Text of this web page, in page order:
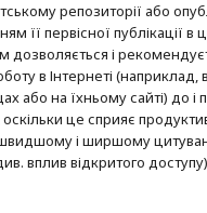
репозиторії або
її первісної публікації в
дозволяється і
в Інтернеті (наприклад,
або на їхньому сайті) до і
оскільки це сприяє
і ширшому
вплив відкритого